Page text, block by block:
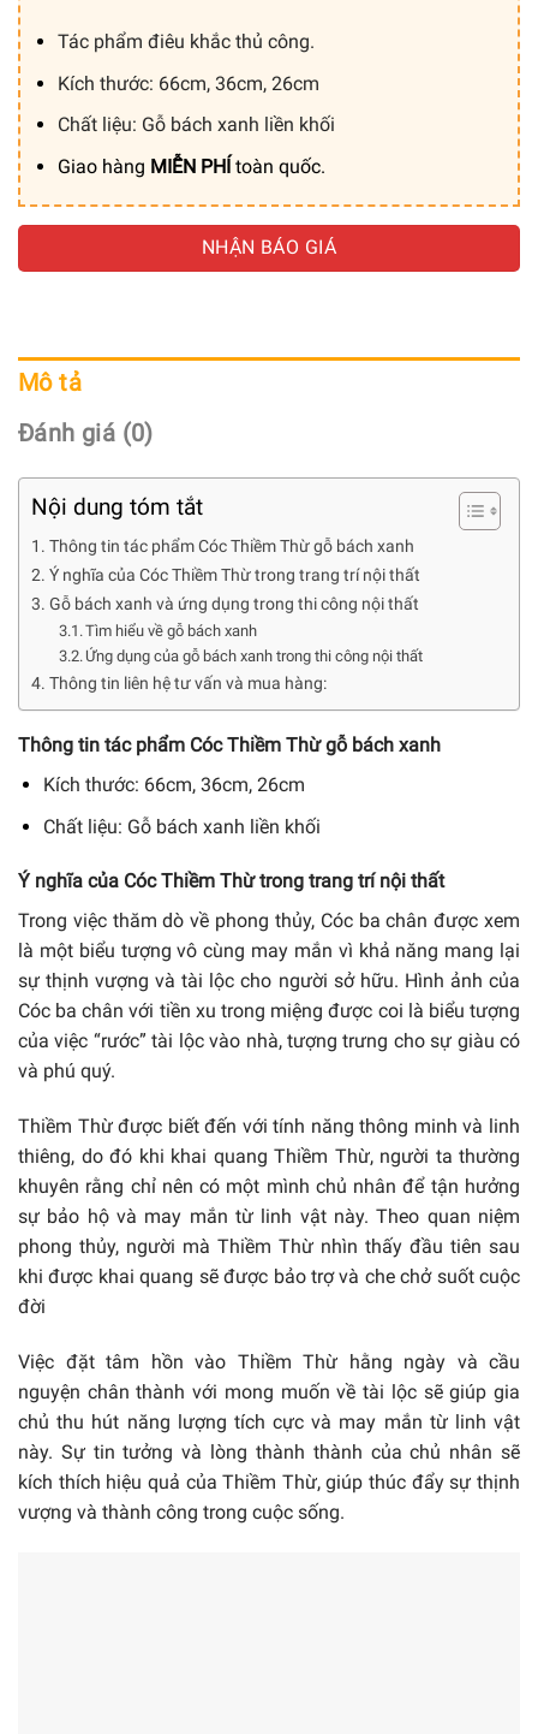
Tác phẩm điêu khắc thủ công.
Kích thước: 66cm, 36cm, 26cm
Chất liệu: Gỗ bách xanh liền khối
Giao hàng MIỄN PHÍtoàn quốc.
NHẬN BÁO GIÁ
Mô tả
Đánh giá (0)
Nội dung tóm tắt
Thông tin tác phẩm Cóc Thiềm Thừ gỗ bách xanh
Ý nghĩa của Cóc Thiềm Thừ trong trang trí nội thất
Gỗ bách xanh và ứng dụng trong thi công nội thất
Tìm hiểu về gỗ bách xanh
Ứng dụng của gỗ bách xanh trong thi công nội thất
Thông tin liên hệ tư vấn và mua hàng:
Thông tin tác phẩm Cóc Thiềm Thừ gỗ bách xanh
Kích thước: 66cm, 36cm, 26cm
Chất liệu: Gỗ bách xanh liền khối
Ý nghĩa của Cóc Thiềm Thừ trong trang trí nội thất
Trong việc thăm dò về phong thủy, Cóc ba chân được xem
là một biểu tượng vô cùng may mắn vì khả năng mang lại
sự thịnh vượng và tài lộc cho người sở hữu. Hình ảnh của
Cóc ba chân với tiền xu trong miệng được coi là biểu tượng
của việc “rước” tài lộc vào nhà, tượng trưng cho sự giàu có
và phú quý.
Thiềm Thừ được biết đến với tính năng thông minh và linh
thiêng, do đó khi khai quang Thiềm Thừ, người ta thường
khuyên rằng chỉ nên có một mình chủ nhân để tận hưởng
sự bảo hộ và may mắn từ linh vật này. Theo quan niệm
phong thủy, người mà Thiềm Thừ nhìn thấy đầu tiên sau
khi được khai quang sẽ được bảo trợ và che chở suốt cuộc
đời
Việc đặt tâm hồn vào Thiềm Thừ hằng ngày và cầu
nguyện chân thành với mong muốn về tài lộc sẽ giúp gia
chủ thu hút năng lượng tích cực và may mắn từ linh vật
này. Sự tin tưởng và lòng thành thành của chủ nhân sẽ
kích thích hiệu quả của Thiềm Thừ, giúp thúc đẩy sự thịnh
vượng và thành công trong cuộc sống.